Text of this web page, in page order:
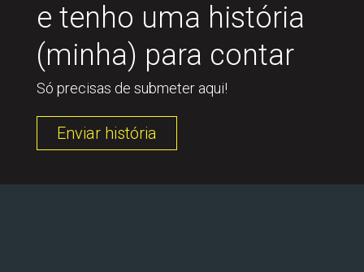
e tenho uma história
(minha) para contar
Só precisas de submeter aqui!
Enviar história